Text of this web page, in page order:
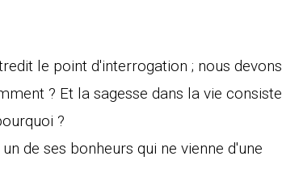
le point d'interrogation ; nous devons
? Et la sagesse dans la vie consiste
?
de ses bonheurs qui ne vienne d'une